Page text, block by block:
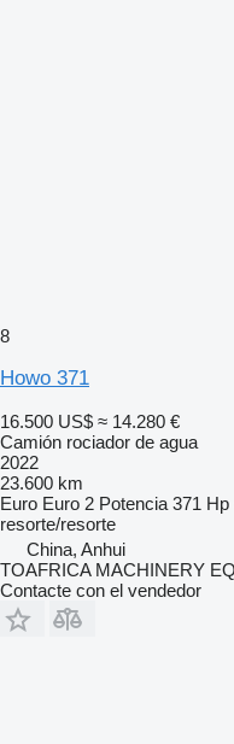
8
Howo 371
16.500 US$ ≈ 14.280 €
Camión rociador de agua
2022
23.600 km
Euro Euro 2 Potencia 371 Hp
resorte/resorte
China, Anhui
TOAFRICA MACHINERY
Contacte con el vendedor